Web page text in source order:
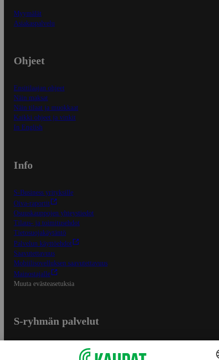
Myymälät
Asiakaspalvelu
Ohjeet
Ensitilaajan ohjeet
Näin maksat
Näin tilaat ja muokkaat
Kaikki ohjeet ja vinkit
In English
Info
S-Business yrityksille
Oiva-raportit
Osuuskauppojen yhteystiedot
Tilaus- ja toimitusehdot
Tietosuojakäytäntö
Palvelun käyttöehdot
Saavutettavuus
Mobiilisovelluksen saavutettavuus
Mainostajalle
Muuta evästeasetuksia
S-ryhmän palvelut